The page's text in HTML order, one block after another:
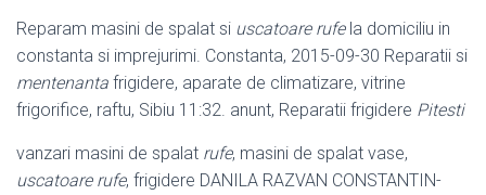
Reparam masini de spalat si uscatoare rufela domiciliu in
constanta si imprejurimi. Constanta, 2015-09-30 Reparatii si
mentenanta frigidere, aparate de climatizare, vitrine
frigorifice, raftu, Sibiu 11:32. anunt, Reparatii frigidere Pitesti
vanzari masini de spalat rufe, masini de spalat vase,
uscatoare rufe, frigidere DANILA RAZVAN CONSTANTIN-